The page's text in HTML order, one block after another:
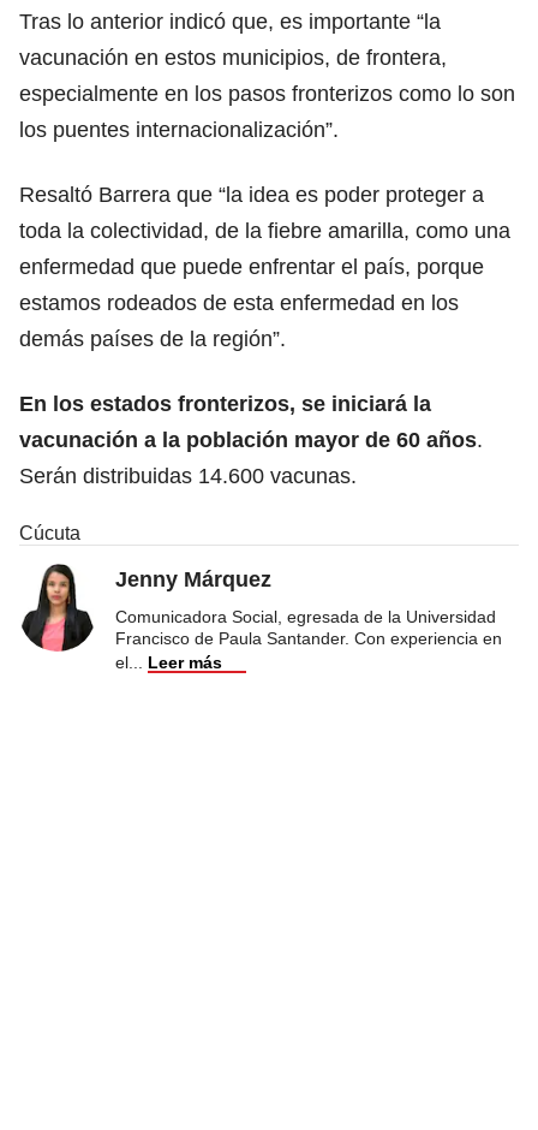
Tras lo anterior indicó que, es importante “la
vacunación en estos municipios, de frontera,
especialmente en los pasos fronterizos como lo son
los puentes internacionalización”.
Resaltó Barrera que “la idea es poder proteger a
toda la colectividad, de la fiebre amarilla, como una
enfermedad que puede enfrentar el país, porque
estamos rodeados de esta enfermedad en los
demás países de la región”.
En los estados fronterizos, se iniciará la
vacunación a la población mayor de 60 años.
Serán distribuidas 14.600 vacunas.
Cúcuta
Jenny Márquez
Comunicadora Social, egresada de la Universidad
Francisco de Paula Santander. Con experiencia en
el
Leer más